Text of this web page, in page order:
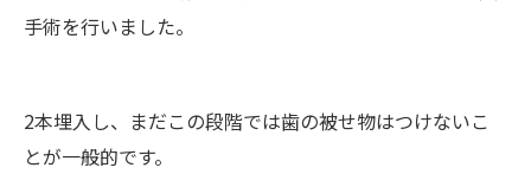
手術を行いました。
2本埋入し、まだこの段階では歯の被せ物はつけないこ
とが一般的です。